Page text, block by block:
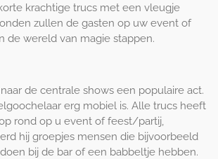
krachtige trucs met een vleugje
zullen de gasten op uw event of
de wereld van magie stappen.
de centrale shows een populaire act.
erg mobiel is. Alle trucs heeft
rond op u event of feest/partij,
hij groepjes mensen die bijvoorbeeld
bij de bar of een babbeltje hebben.